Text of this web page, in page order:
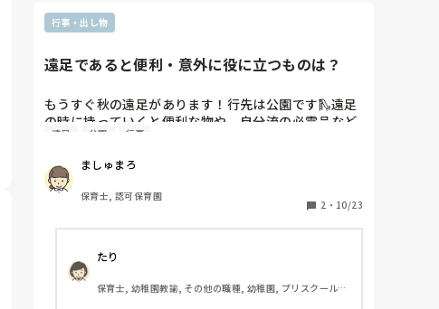
い
バギーの人たちが先に行ってと園長に言われました。
2歳児の引率の人に0歳1人を頼むとかなり離れてしま
い写真など撮るときに支障もあるので結局0歳の引率
抱っこしないといけないってなりました。
担任しか一人一人の特性を知らないのに、代わりにフ
のって無理がありませんか？
担任が揃ってないのに決行したことも考えられない
し、
普段と違う人なら人員を＋2人くらい確保しないと
怖いと思うのは私だけですか??
り園長が1番責められ、後悔する立場なんではないで
しょうか。それなのに、日にちは意地でも変えないの
絶対しません❌
急遽の用事であったとしても
何倍も気を付けようと心がけます。
遠足の場合は必ず下見、計画、
打ち合わせをし当日の配置人数等も
余裕をもって考えています💭
予行は全員出勤出来るように
シフトを変更したりしています。
おかしいのでは？と気がついた先生方と
直談判しても良いかもしれないですね🤔
最終決定権のある園長の考え方が
変わらないと難しいところなんですけどね…
行事・出し物
遠足であると便利・意外に役に立つものは？
もうすぐ秋の遠足があります！行先は公園です🛝遠足
の時に持っていくと便利な物や、自分流の必需品など
あれば教えてほしいです🙌
ィッシュ・ウェッティー・ペン・ミニハサミ・マス
テ・レジュメ>などを入れています😊
遠足 公園 行事
ましゅまろ
保育士, 認可保育園
2 ・ 10/23
たり
保育士, 幼稚園教諭, その他の職種, 幼稚園, プリスクール・